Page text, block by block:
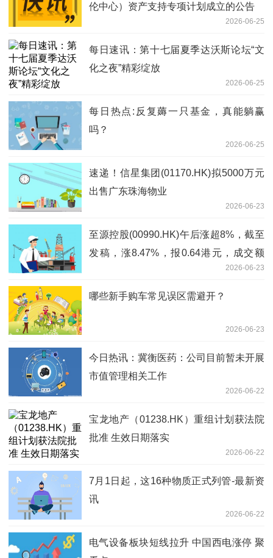
伦中心）资产支持专项计划成立的公告
2026-06-25
每日速讯：第十七届夏季达沃斯论坛“文
化之夜”精彩绽放
2026-06-25
每日热点:反复薅一只基金，真能躺赢
吗？
2026-06-25
速递！信星集团(01170.HK)拟5000万元
出售广东珠海物业
2026-06-23
至源控股(00990.HK)午后涨超8%，截至
发稿，涨8.47%，报0.64港元，成交额
2026-06-23
哪些新手购车常见误区需避开？
2026-06-23
今日热讯：冀衡医药：公司目前暂未开展
市值管理相关工作
2026-06-22
宝龙地产（01238.HK）重组计划获法院
批准 生效日期落实
2026-06-22
7月1日起，这16种物质正式列管-最新资
讯
2026-06-22
电气设备板块短线拉升 中国西电涨停 聚